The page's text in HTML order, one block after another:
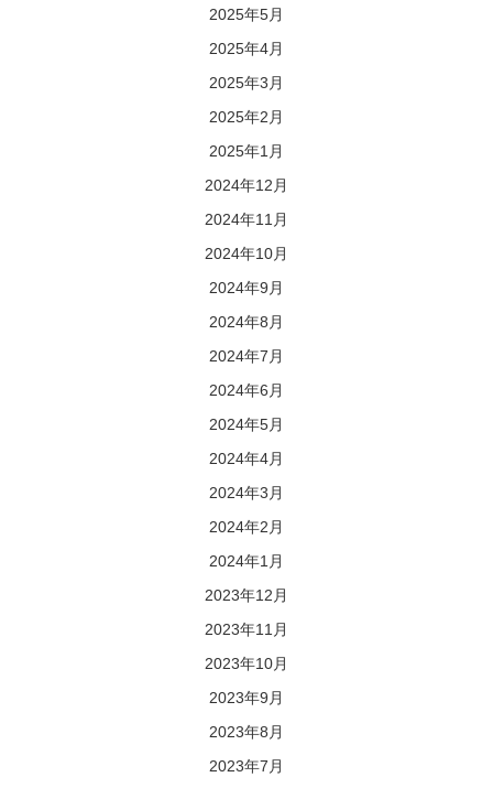
2025年5月
2025年4月
2025年3月
2025年2月
2025年1月
2024年12月
2024年11月
2024年10月
2024年9月
2024年8月
2024年7月
2024年6月
2024年5月
2024年4月
2024年3月
2024年2月
2024年1月
2023年12月
2023年11月
2023年10月
2023年9月
2023年8月
2023年7月